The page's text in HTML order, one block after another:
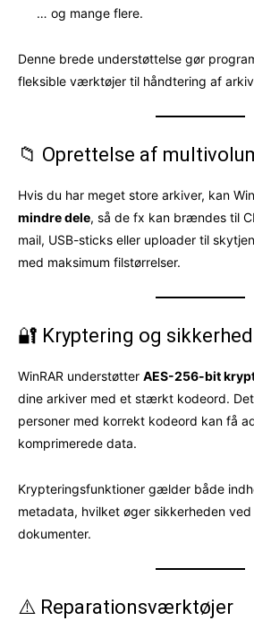
… og mange flere.
Denne brede understøttelse gør
fleksible værktøjer til håndtering af
📁 Oprettelse af
Hvis du har meget store arkiver, kan
mindre dele, så de fx kan brændes til
mail, USB-sticks eller uploader til
med maksimum filstørrelser.
🔐 Kryptering og sikkerhed
WinRAR understøtter AES-256-bit
dine arkiver med et stærkt kodeord.
personer med korrekt kodeord kan få
komprimerede data.
Krypteringsfunktioner gælder både
metadata, hvilket øger sikkerheden
dokumenter.
⚠️ Reparationsværktøjer